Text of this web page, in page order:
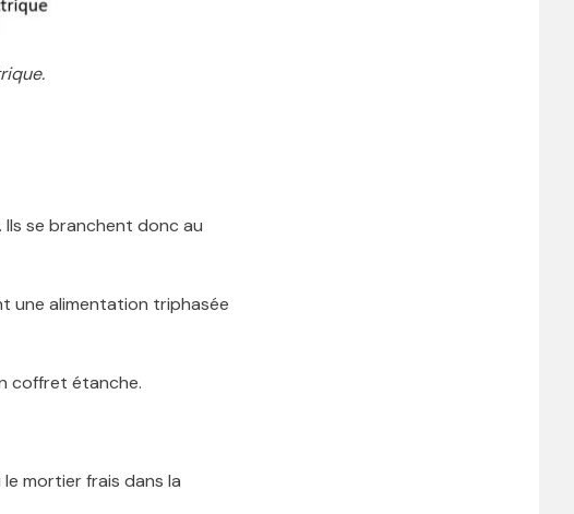
se branchent donc au
une alimentation triphasée
coffret étanche.
mortier frais dans la